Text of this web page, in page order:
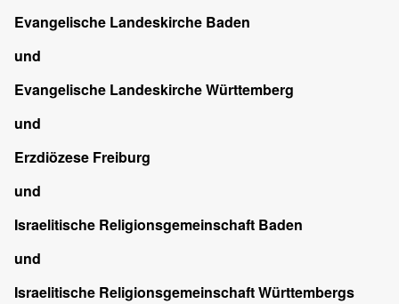
Evangelische Landeskirche Baden
und
Evangelische Landeskirche Württemberg
und
Erzdiözese Freiburg
und
Israelitische Religionsgemeinschaft Baden
und
Israelitische Religionsgemeinschaft Württembergs